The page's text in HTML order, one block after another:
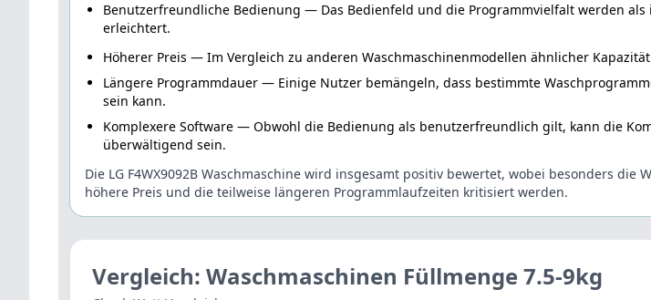
Benutzerfreundliche Bedienung — Das Bedienfeld und die Programmvielfalt werden
erleichtert.
Höherer Preis — Im Vergleich zu anderen Waschmaschinenmodellen ähnlicher
Längere Programmdauer — Einige Nutzer bemängeln, dass bestimmte
sein kann.
Komplexere Software — Obwohl die Bedienung als benutzerfreundlich gilt, kann die
überwältigend sein.
Die LG F4WX9092B Waschmaschine wird insgesamt positiv bewertet, wobei besonders
höhere Preis und die teilweise längeren Programmlaufzeiten kritisiert werden.
Vergleich: Waschmaschinen Füllmenge 7.5-9kg